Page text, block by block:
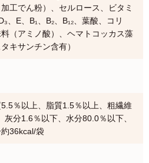
工でん粉）、セルロース、ビタミ
、E、B₁、B₂、B₁₂、葉酸、コリ
（アミノ酸）、ヘマトコッカス藻
キサンチン含有）
％以上、脂質1.5％以上、粗繊維
灰分1.6％以下、水分80.0％以下、
36kcal/袋